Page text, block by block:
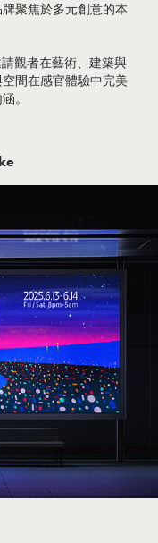
聚焦於多元創意的本
觀者在藝術、建築與
間在感官體驗中完美
。
節